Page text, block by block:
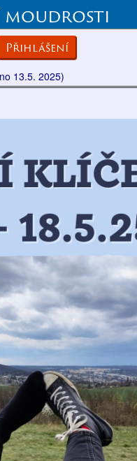
moudrosti
Přihlášení
13.5. 2025)